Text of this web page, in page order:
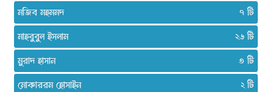
মজিব মহমমদ
৭
মাহবুবুল ইসলাম
২৬
মুরাদ হাসান
৩
মোকাররম হোসাইন
২